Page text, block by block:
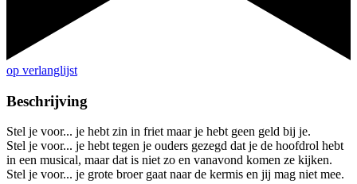
op verlanglijst
Beschrijving
Stel je voor... je hebt zin in friet maar je hebt geen geld bij je.
Stel je voor... je hebt tegen je ouders gezegd dat je de hoofdrol hebt
in een musical, maar dat is niet zo en vanavond komen ze kijken.
Stel je voor... je grote broer gaat naar de kermis en jij mag niet mee.